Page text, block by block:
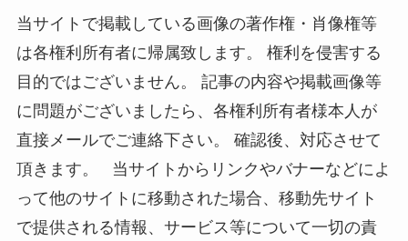
当サイトで掲載している画像の著作権・肖像権等
は各権利所有者に帰属致します。 権利を侵害する
目的ではございません。 記事の内容や掲載画像等
に問題がございましたら、各権利所有者様本人が
直接メールでご連絡下さい。 確認後、対応させて
頂きます。 当サイトからリンクやバナーなどによ
って他のサイトに移動された場合、移動先サイト
で提供される情報、サービス等について一切の責